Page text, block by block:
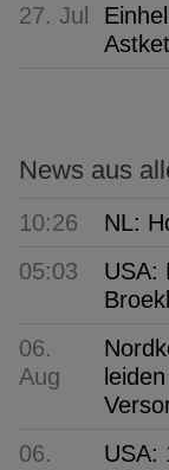
27. Jul
News aus
10:26
NL:
05:03
USA:
06.
Aug
06.
USA: